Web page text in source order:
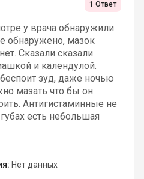
1 Ответ
у врача обнаружили
обнаружено, мазок
Сказали сказали
и календулой.
зуд, даже ночью
мазать что бы он
Антигистаминные не
есть небольшая
Нет данных